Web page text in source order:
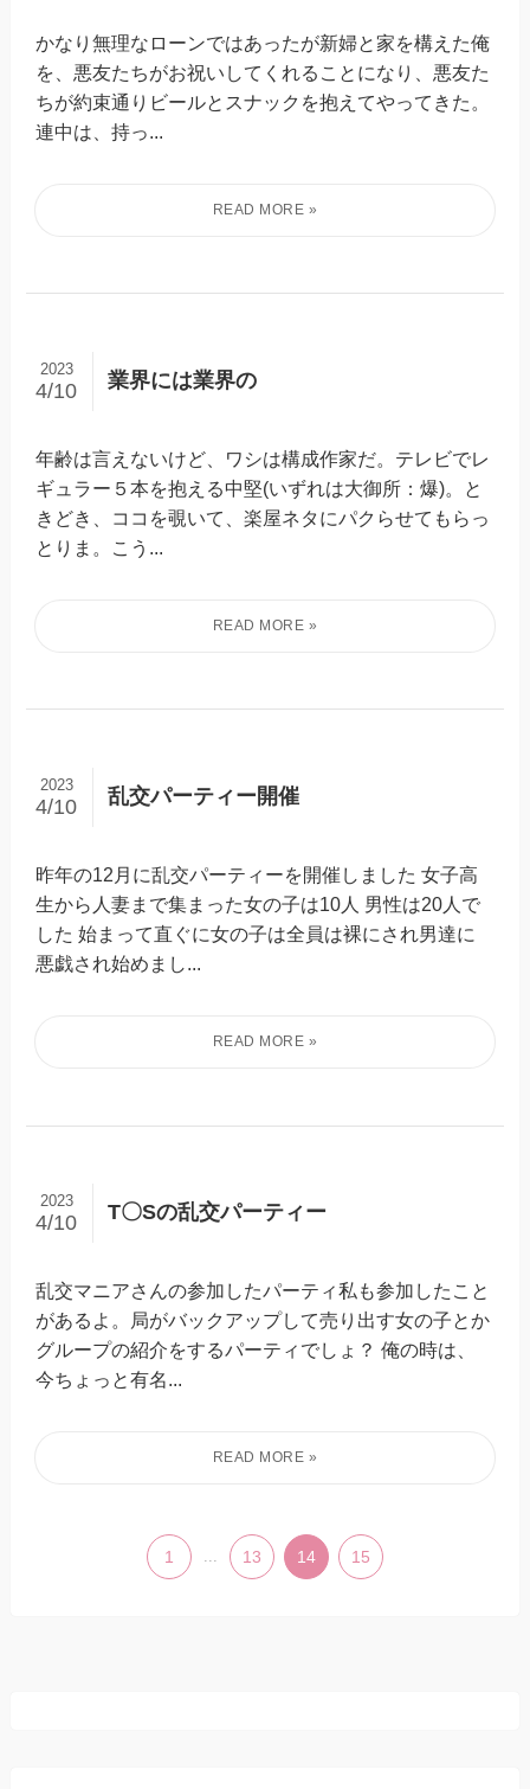
かなり無理なローンではあったが新婦と家を構えた俺
を、悪友たちがお祝いしてくれることになり、悪友た
ちが約束通りビールとスナックを抱えてやってきた。
連中は、持っ...
業界には業界の
2023
4/10
年齢は言えないけど、ワシは構成作家だ。テレビでレ
ギュラー５本を抱える中堅(いずれは大御所：爆)。と
きどき、ココを覗いて、楽屋ネタにパクらせてもらっ
とりま。こう...
乱交パーティー開催
2023
4/10
昨年の12月に乱交パーティーを開催しました 女子高
生から人妻まで集まった女の子は10人 男性は20人で
した 始まって直ぐに女の子は全員は裸にされ男達に
悪戯され始めまし...
T〇Sの乱交パーティー
2023
4/10
乱交マニアさんの参加したパーティ私も参加したこと
があるよ。局がバックアップして売り出す女の子とか
グループの紹介をするパーティでしょ？ 俺の時は、
今ちょっと有名...
1 ... 13 14 15